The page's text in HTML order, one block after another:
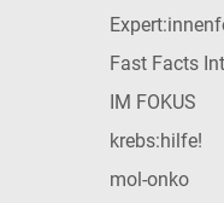
Fast Facts
IM FOKUS
krebs:hilfe!
mol-onko